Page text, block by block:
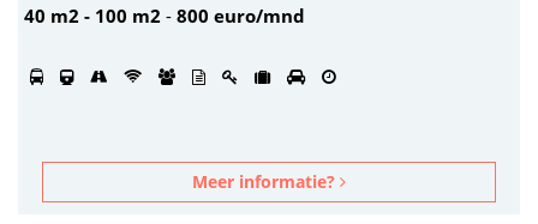
40 m2 - 100 m2 - 800 euro/mnd
Meer informatie?